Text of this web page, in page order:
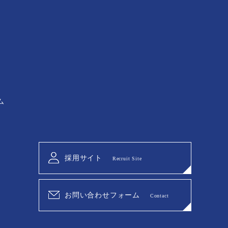
採用サイト Recruit Site
お問い合わせフォーム Contact